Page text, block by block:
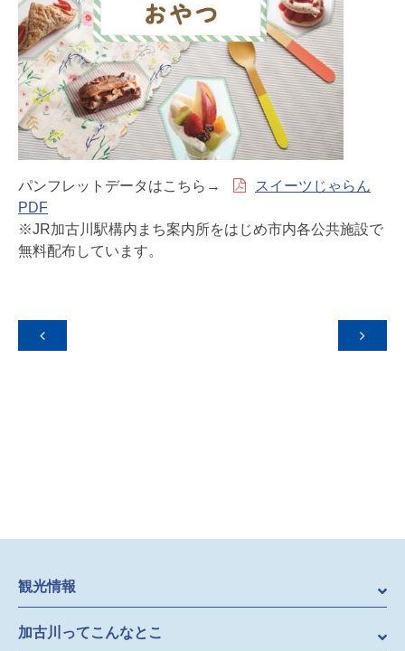
パンフレットデータはこちら→
スイーツじゃらん
PDF
※JR加古川駅構内まち案内所をはじめ市内各公共施設で
無料配布しています。
 
観光情報
加古川ってこんなとこ